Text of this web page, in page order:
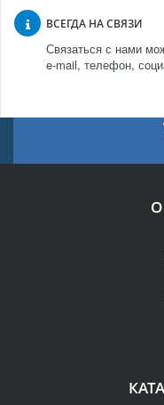
ВСЕГДА НА СВЯЗИ
Связаться с нами
e-mail, телефон,